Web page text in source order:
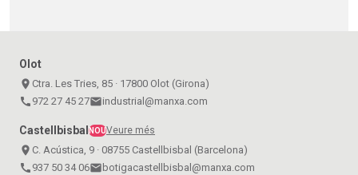
Olot
place Ctra. Les Tries, 85 · 17800 Olot (Girona)
call 972 27 45 27emailindustrial@manxa.com
CastellbisbalNOUVeure més
place C. Acústica, 9 · 08755 Castellbisbal (Barcelona)
call 937 50 34 06emailbotigacastellbisbal@manxa.com